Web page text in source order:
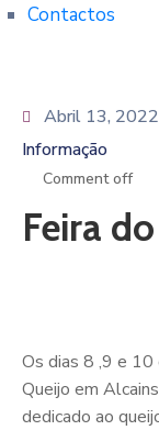
Contactos
Abril 13, 2022
Informação
Comment off
Feira
Os dias 8 ,9 e 10
Queijo em
dedicado ao